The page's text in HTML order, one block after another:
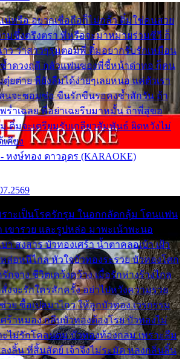
น่หรือ อยากเชื่อถือก็ไม่กล้า ติ๋มใช่คนสวย
ามซึ้งตรึงตรา พี่หรือจะมาหมายร่วมชีวี ก็
ว ว่าสาวๆรุมตอมพี่ ติ๋มอยากรับรักเหมือน
ำดวงฤดี กลัวแฟนของพี่ชี้หน้าด่าทอ ก็คน
ยต่าย พี่ยังลืมได้ง่ายๆเลยหนอ แค่ตัวเรา
นจะซอมซ่อ ขืนรักขืนรอคงช้ำสักวัน ถ้า
ร่ำเฉลย พี่อย่าเฉยรีบมาหมั้น ถ้าพี่สู่ขอ
ติ๋มจะเตรียมรับเกลียวสัมพันธ์ ผิดหวังไม่
คียง
หงษ์ทอง ดาวอุดร (KARAOKE)
ราะเป็นโรครักรุม ในอกกลัดกลุ้ม โดนแฟน
เขารวย และรูปหล่อ มาพะเน้าพะนอ
บา สงสาร บัวทองเศร้า น้ำตาคลอเบ้า เฝ้า
ล่อหนีไกล หัวใจบัวทองระรวย บัวทองโศก
รักจาง ชีวิตเคว้งคว้าง เมื่อรักห่างร้างไกล
งจะรักใครสักครั้ง อย่าไปหวังความรวย
วย ซื้อเปลมาไกว ให้ลูกบัวทอง เวรกรรม
ร้าหมอง กลีบบัวทองต้องโรย บัวทองไม่
ะไม่รักโคลนตม บัวทองท้องกลม เพราะลืม
งลิ้น ที่สิ้นสัตย์ เจ้าจึงไม่ระมัด หลงกลิ่นลิ้น